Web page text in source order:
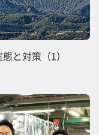
と対策（1）